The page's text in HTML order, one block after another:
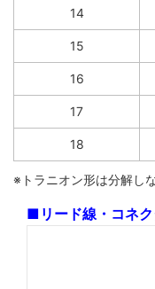
14
15
16
17
18
※トラニオン形は分解し
■リード線・コネク